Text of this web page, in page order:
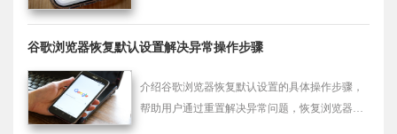
谷歌浏览器恢复默认设置解决异常操作步骤
介绍谷歌浏览器恢复默认设置的具体操作步骤，
帮助用户通过重置解决异常问题，恢复浏览器正